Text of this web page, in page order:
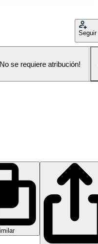
Seguir
No se requiere atribución!